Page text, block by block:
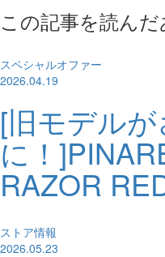
この記事を読ん
スペシャルオファー
2026.04.19
[旧モデル
に！
RAZOR
ストア情報
2026.05.23